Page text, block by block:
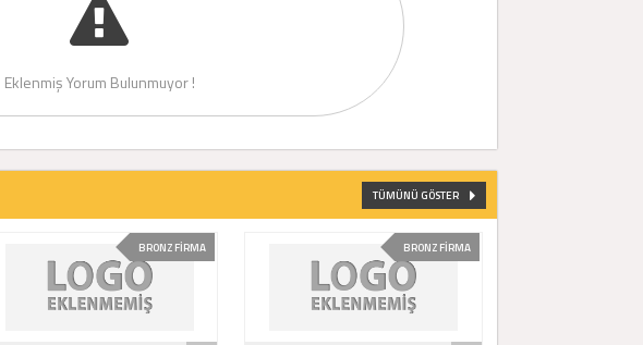
Eklenmiş Yorum Bulunmuyor !
TÜMÜNÜ GÖSTER
BRONZ FİRMA BRONZ FİRMA